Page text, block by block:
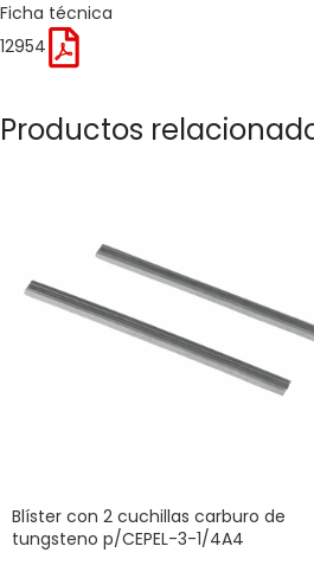
Ficha técnica
12954
Productos
Blíster con 2 cuchillas carburo de
tungsteno p/CEPEL-3-1/4A4